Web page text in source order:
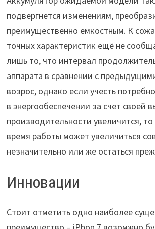
подвергнется изменениям,
преимущественно емкостным. К
точных характеристик ещё не
лишь то, что интервал
аппарата в сравнении с
возрос, однако если учесть
в энергообеспечении за счет своей
производительности увеличится,
время работы может увеличиться
незначительно или же остаться
Инновации
Стоит отметить одно наиболее